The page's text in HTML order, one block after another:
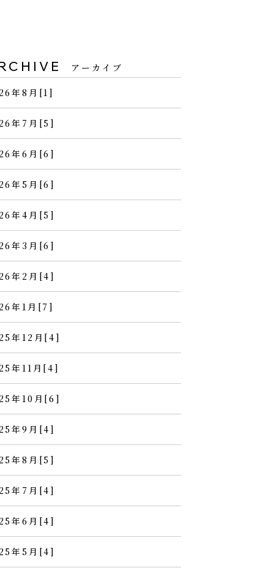
アーカイブ
年8月[1]
年7月[5]
年6月[6]
年5月[6]
年4月[5]
年3月[6]
年2月[4]
年1月[7]
年12月[4]
年11月[4]
年10月[6]
年9月[4]
年8月[5]
年7月[4]
年6月[4]
年5月[4]